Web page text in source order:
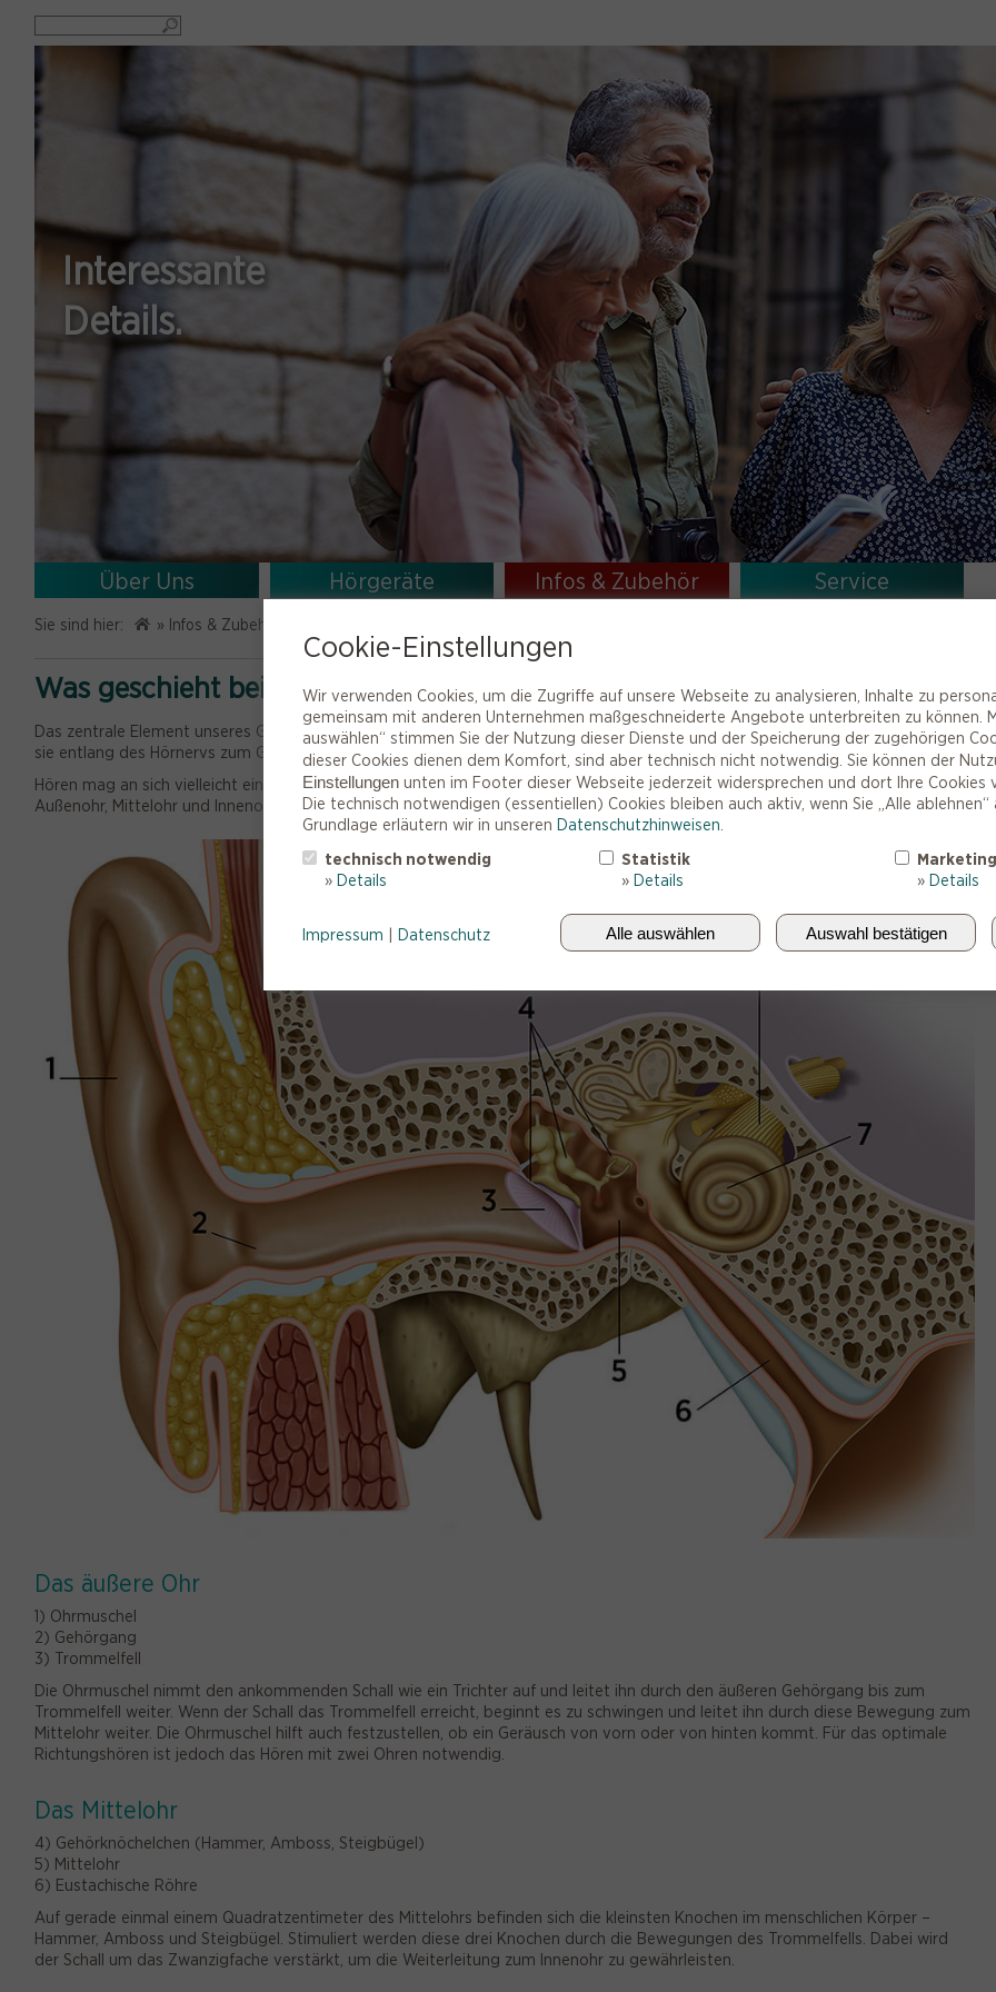
Interessante
Details.
Über Uns Hörgeräte Infos & Zubehör Service
Sie sind hier: » Infos & Zubehör
Was geschieht beim Hören?
Das zentrale Element unseres Gehörs ist das Ohr. Es nimmt Schallwellen auf, formt diese in elektronische Impulse um und leitet
sie entlang des Hörnervs zum Gehirn. Dort werden Töne, Geräusche und Sprache aufgenommen, verarbeitet und interpretiert.
Hören mag an sich vielleicht einfach klingen, doch es stellt eine äußerst komplexe Herausforderung für unsere Ohren dar.
Außenohr, Mittelohr und Innenohr müssen harmonisch miteinander im Einklang sein, um perfektes Hören zu ermöglichen.
Das äußere Ohr
1) Ohrmuschel
2) Gehörgang
3) Trommelfell
Die Ohrmuschel nimmt den ankommenden Schall wie ein Trichter auf und leitet ihn durch den äußeren Gehörgang bis zum
Trommelfell weiter. Wenn der Schall das Trommelfell erreicht, beginnt es zu schwingen und leitet ihn durch diese Bewegung zum
Mittelohr weiter. Die Ohrmuschel hilft auch festzustellen, ob ein Geräusch von vorn oder von hinten kommt. Für das optimale
Richtungshören ist jedoch das Hören mit zwei Ohren notwendig.
Das Mittelohr
4) Gehörknöchelchen (Hammer, Amboss, Steigbügel)
5) Mittelohr
6) Eustachische Röhre
Auf gerade einmal einem Quadratzentimeter des Mittelohrs befinden sich die kleinsten Knochen im menschlichen Körper –
Hammer, Amboss und Steigbügel. Stimuliert werden diese drei Knochen durch die Bewegungen des Trommelfells. Dabei wird
der Schall um das Zwanzigfache verstärkt, um die Weiterleitung zum Innenohr zu gewährleisten.
Cookie-Einstellungen
Wir verwenden Cookies, um die Zugriffe auf unsere Webseite zu analysieren, Inhalte zu
gemeinsam mit anderen Unternehmen maßgeschneiderte Angebote unterbreiten zu können.
auswählen“ stimmen Sie der Nutzung dieser Dienste und der Speicherung der zugehörigen
dieser Cookies dienen dem Komfort, sind aber technisch nicht notwendig. Sie können der
Einstellungen unten im Footer dieser Webseite jederzeit widersprechen und dort Ihre Cookies
Die technisch notwendigen (essentiellen) Cookies bleiben auch aktiv, wenn Sie „Alle ablehnen“
Grundlage erläutern wir in unseren Datenschutzhinweisen.
technisch notwendig
» Details
Statistik
» Details
Marketing
»Details
Alle auswählen Auswahl bestätigen
Impressum | Datenschutz